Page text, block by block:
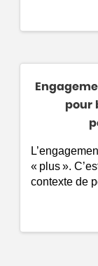
pour
« plus ».
contexte de